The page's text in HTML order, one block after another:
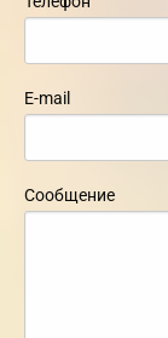
E-mail
Сообщение